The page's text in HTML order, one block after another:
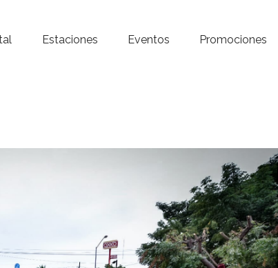
Estaciones Eventos Promociones
Contacto